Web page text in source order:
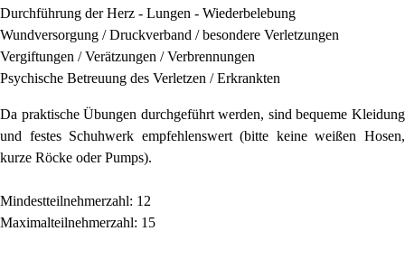
Durchführung der Herz - Lungen - Wiederbelebung
Wundversorgung / Druckverband / besondere Verletzungen
Vergiftungen / Verätzungen / Verbrennungen
Psychische Betreuung des Verletzen / Erkrankten
Da praktische Übungen durchgeführt werden, sind bequeme Kleidung
und festes Schuhwerk empfehlenswert (bitte keine weißen Hosen,
kurze Röcke oder Pumps).
Mindestteilnehmerzahl: 12
Maximalteilnehmerzahl: 15